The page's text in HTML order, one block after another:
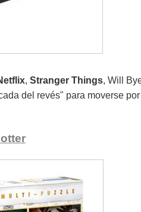
, Stranger Things, Will
del revés" para moverse